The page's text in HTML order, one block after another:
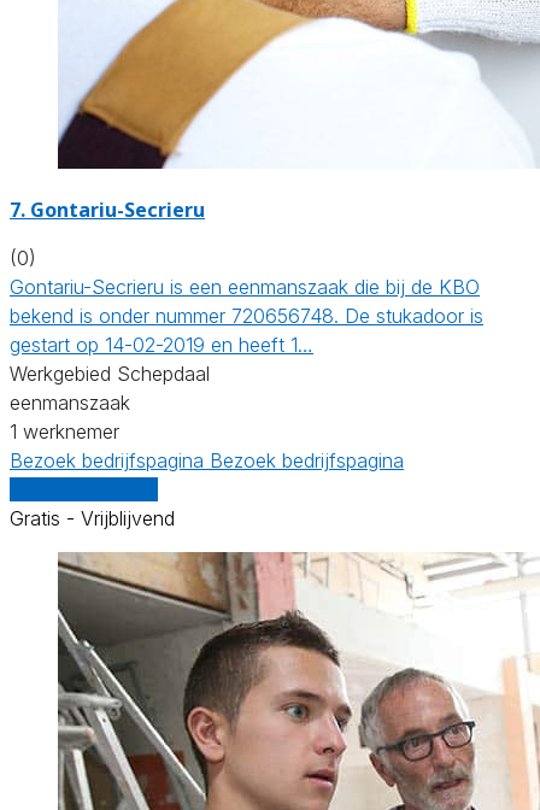
7. Gontariu-Secrieru
(0)
Gontariu-Secrieru is een eenmanszaak die bij de KBO
bekend is onder nummer 720656748. De stukadoor is
gestart op 14-02-2019 en heeft 1…
Werkgebied Schepdaal
eenmanszaak
1 werknemer
Bezoek bedrijfspagina Bezoek bedrijfspagina
Gratis - Vrijblijvend